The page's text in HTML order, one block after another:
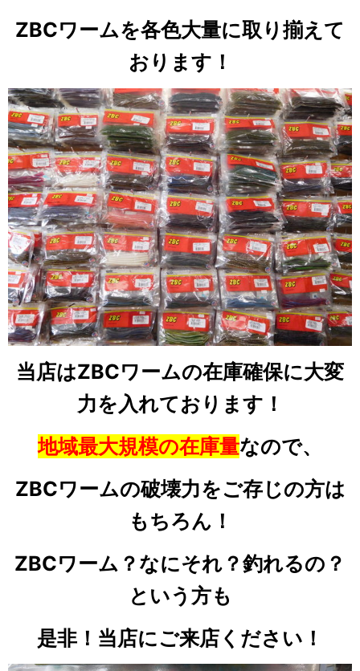
ZBCワームを各色大量に取り揃えて
おります！
当店はZBCワームの在庫確保に大変
力を入れております！
地域最大規模の在庫量なので、
ZBCワームの破壊力をご存じの方は
もちろん！
ZBCワーム？なにそれ？釣れるの？
という方も
是非！当店にご来店ください！